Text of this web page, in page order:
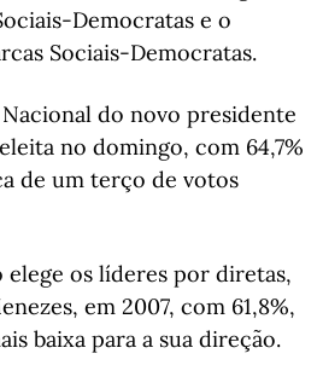
Democratas e o
Sociais-Democratas.
do novo presidente
no domingo, com 64,7%
de um terço de votos
elege os líderes por diretas,
em 2007, com 61,8%,
baixa para a sua direção.